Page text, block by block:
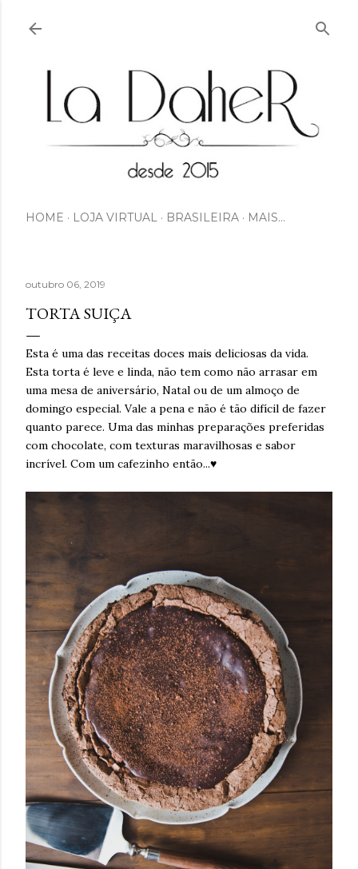
HOME LOJA VIRTUAL BRASILEIRA MAIS…
outubro 06, 2019
TORTA SUIÇA
Esta é uma das receitas doces mais deliciosas da vida.
Esta torta é leve e linda, não tem como não arrasar em
uma mesa de aniversário, Natal ou de um almoço de
domingo especial. Vale a pena e não é tão difícil de fazer
quanto parece. Uma das minhas preparações preferidas
com chocolate, com texturas maravilhosas e sabor
incrível. Com um cafezinho então...♥